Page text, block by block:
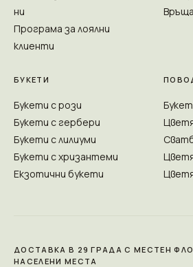
ни
Програма за лоялни
клиенти
БУКЕТИ
Букети с рози
Букети с гербери
Букети с лилиуми
Букети с хризантеми
Екзотични букети
ДОСТАВКА В 29 ГРАДА С МЕСТЕН
НАСЕЛЕНИ МЕСТА